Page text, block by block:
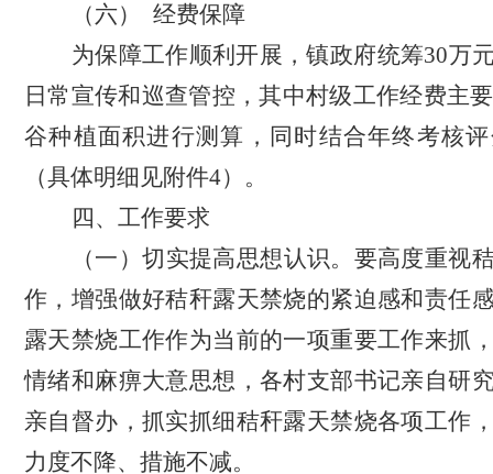
（六） 经费保障
为保障工作顺利开展，镇政府统筹30万
日常宣传和巡查管控，其中村级工作经费主
谷种植面积进行测算， 同时结合年终考核
（具体明细见附件4）。
四、 工作要求
（一）切实提高思想认识。 要高度重视
作，增强做好秸秆露天禁烧的紧迫感和责任
露天禁烧工作作为当前的一项重要工作来抓
情绪和麻痹大意思想，各村支部书记亲自研
亲自督办，抓实抓细秸秆露天禁烧各项工作
力度不降、措施不减。